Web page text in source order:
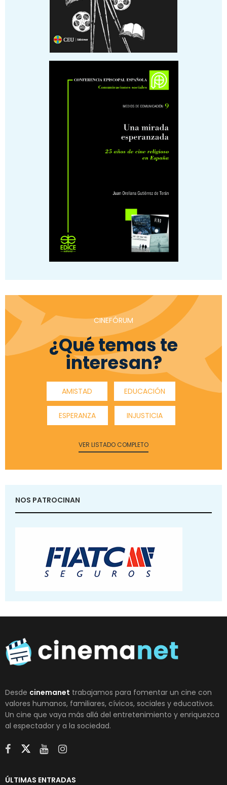
CINEFÓRUM
¿Qué temas te
interesan?
AMISTAD EDUCACIÓN
ESPERANZA INJUSTICIA
VER LISTADO COMPLETO
NOS PATROCINAN
Desde cinemanet trabajamos para fomentar un cine con
valores humanos, familiares, cívicos, sociales y educativos.
Un cine que vaya más allá del entretenimiento y enriquezca
al espectador y a la sociedad.
ÚLTIMAS ENTRADAS